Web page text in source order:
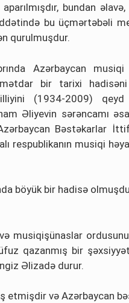
bundan
bu üçmərtəbəli
qurulmuşdur.
Azərbaycan
bir tarixi
(1934-2009) qeyd
Əliyevin sərəncamı
Bəstəkarlar
musiqi
bir hadisə
musiqişünaslar
qazanmış bir
Əlizadə durur.
və Azərbaycan